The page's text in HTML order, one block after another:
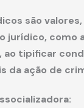
são
jurídico, como
ao tipificar
da ação de